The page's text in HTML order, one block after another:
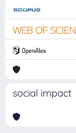
social impact